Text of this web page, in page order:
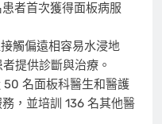
者首次獲得面板病服
觸偏遠相容易水浸地
提供診斷與治療。
名面板科醫生和醫護
，並培訓 136 名其他醫